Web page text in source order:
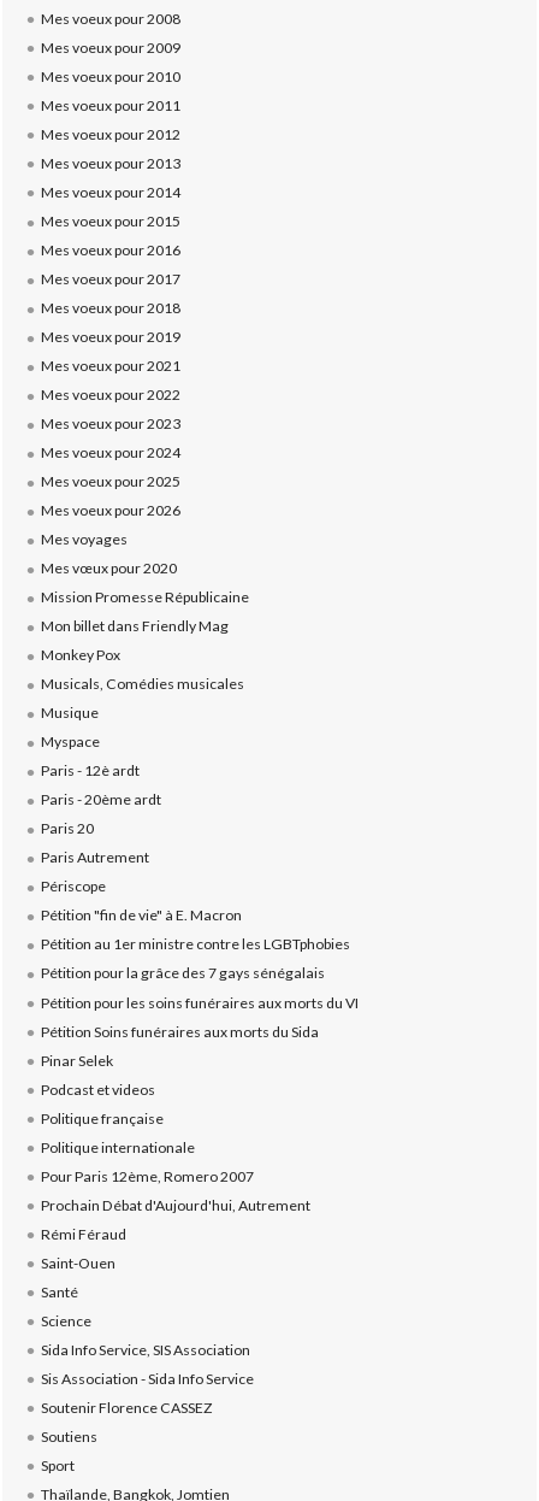
Mes voeux pour 2008
Mes voeux pour 2009
Mes voeux pour 2010
Mes voeux pour 2011
Mes voeux pour 2012
Mes voeux pour 2013
Mes voeux pour 2014
Mes voeux pour 2015
Mes voeux pour 2016
Mes voeux pour 2017
Mes voeux pour 2018
Mes voeux pour 2019
Mes voeux pour 2021
Mes voeux pour 2022
Mes voeux pour 2023
Mes voeux pour 2024
Mes voeux pour 2025
Mes voeux pour 2026
Mes voyages
Mes vœux pour 2020
Mission Promesse Républicaine
Mon billet dans Friendly Mag
Monkey Pox
Musicals, Comédies musicales
Musique
Myspace
Paris - 12è ardt
Paris - 20ème ardt
Paris 20
Paris Autrement
Périscope
Pétition "fin de vie" à E. Macron
Pétition au 1er ministre contre les LGBTphobies
Pétition pour la grâce des 7 gays sénégalais
Pétition pour les soins funéraires aux morts du VI
Pétition Soins funéraires aux morts du Sida
Pinar Selek
Podcast et videos
Politique française
Politique internationale
Pour Paris 12ème, Romero 2007
Prochain Débat d'Aujourd'hui, Autrement
Rémi Féraud
Saint-Ouen
Santé
Science
Sida Info Service, SIS Association
Sis Association - Sida Info Service
Soutenir Florence CASSEZ
Soutiens
Sport
Thaïlande, Bangkok, Jomtien